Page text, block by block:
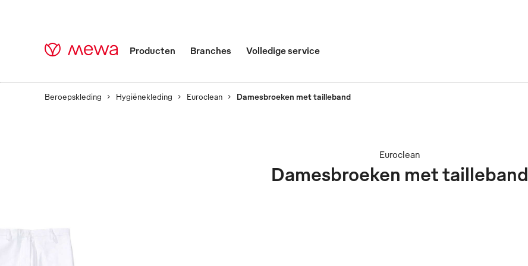
Producten Branches Volledige service
Beroepskleding Hygiënekleding Euroclean Damesbroeken met tailleband
Damesbroeken met tailleband
Euroclean